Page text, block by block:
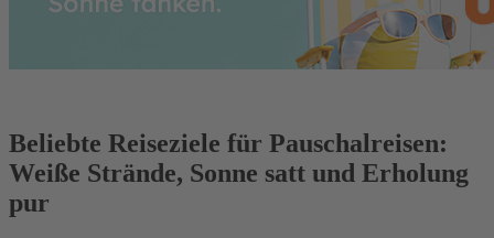
Beliebte Reiseziele für Pauschalreisen:
Weiße Strände, Sonne satt und Erholung
pur